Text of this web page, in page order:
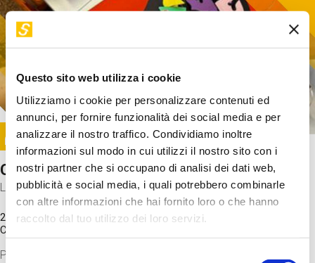
Questo sito web utilizza i cookie
Utilizziamo i cookie per personalizzare contenuti ed
annunci, per fornire funzionalità dei social media e per
analizzare il nostro traffico. Condividiamo inoltre
informazioni sul modo in cui utilizzi il nostro sito con i
nostri partner che si occupano di analisi dei dati web,
pubblicità e social media, i quali potrebbero combinarle
con altre informazioni che hai fornito loro o che hanno
raccolto dal tuo utilizzo dei loro servizi.
Selezione
Image
SUNDAY@STEP
Come funziona il cervello?
Laboratorio
20 Set 2026 / 11:15 - 13:00
Costo
Proveremo a costruire un cervello in cartoncino cercando di